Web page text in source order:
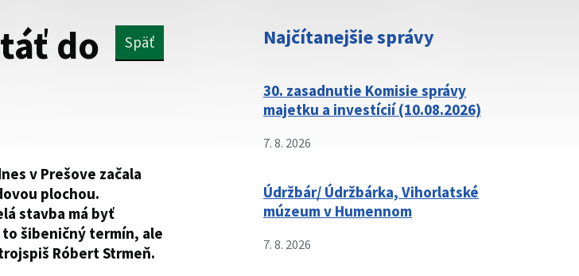
do
Späť
v Prešove začala
plochou.
stavba má byť
to šibeničný termín, ale
Róbert Strmeň.
Najčítanejšie správy
30. zasadnutie Komisie správy
majetku a investícií (10.08.2026)
7. 8. 2026
Údržbár/ Údržbárka, Vihorlatské
múzeum v Humennom
7. 8. 2026